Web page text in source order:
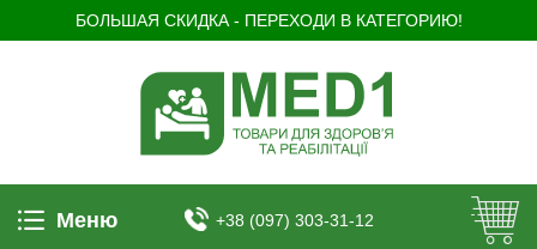
БОЛЬШАЯ СКИДКА - ПЕРЕХОДИ В КАТЕГОРИЮ!
Меню +38 (097) 303-31-12